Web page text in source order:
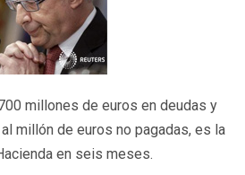
millones de euros en deudas y
millón de euros no pagadas, es la
en seis meses.